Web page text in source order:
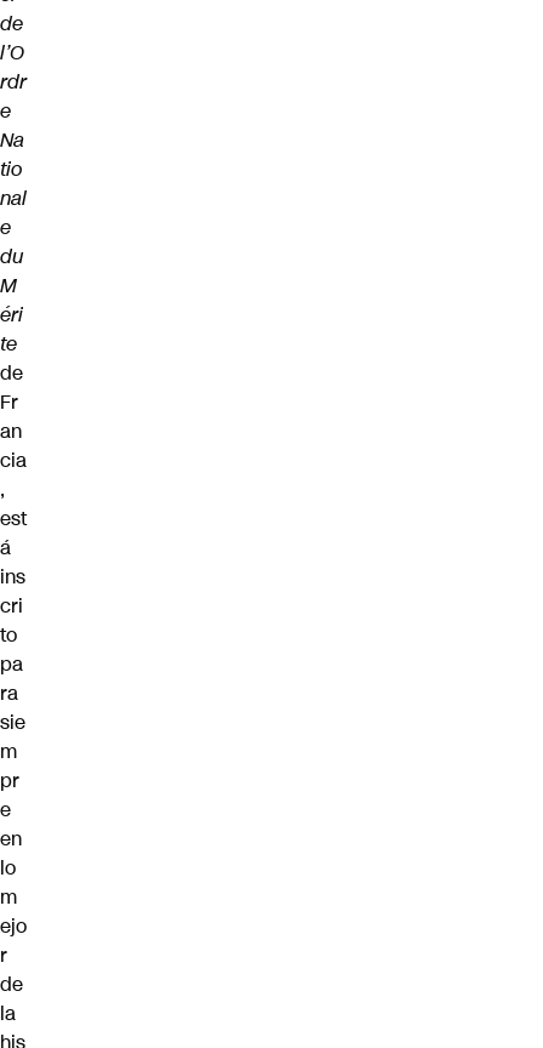
de
l’O
rdr
e
Na
tio
nal
e
du
M
éri
te
de
Fr
an
cia
,
est
á
ins
cri
to
pa
ra
sie
m
pr
e
en
lo
m
ejo
r
de
la
his